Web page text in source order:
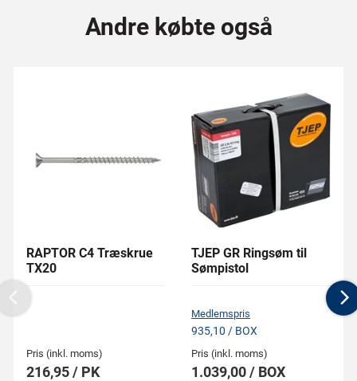
Andre købte også
RAPTOR C4 Træskrue
TX20
Pris (inkl. moms)
216,95 / PK
TJEP GR Ringsøm til
Sømpistol
Medlemspris
935,10 / BOX
Pris (inkl. moms)
1.039,00 / BOX
Previous